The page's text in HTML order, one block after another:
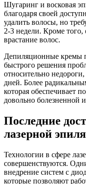
Шугаринг и восковая
благодаря своей
удалить волосы, но
2-3 недели. Кроме
врастание волос.
Депиляционные кремы
быстрого решения
относительно
дней. Более
которая обеспечивает
довольно болезненной
Последние
лазерной
Технологии в сфере
совершенствуются.
внедрение систем с
которые позволяют